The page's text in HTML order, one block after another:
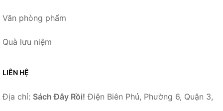
Văn phòng phẩm
Quà lưu niệm
LIÊN HỆ
Địa chỉ: Sách Đây Rồi! Điện Biên Phủ, Phường 6, Quận 3,